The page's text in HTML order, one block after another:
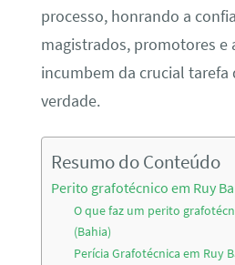
processo, honrando a
magistrados, promotores e
incumbem da crucial tarefa
verdade.
Resumo do Conteúdo
Perito grafotécnico em Ruy
O que faz um perito
(Bahia)
Perícia Grafotécnica em Ruy